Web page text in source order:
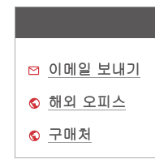
이메일 보내기
해외 오피스
구매처